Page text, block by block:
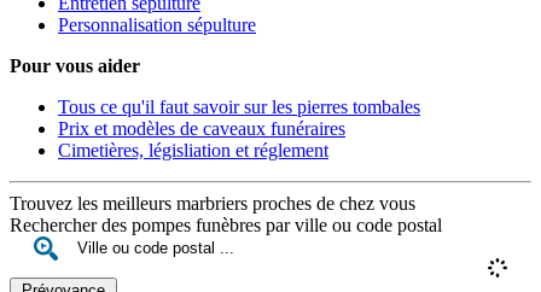
Personnalisation sépulture
Pour vous aider
Tous ce qu'il faut savoir sur les pierres tombales
Prix et modèles de caveaux funéraires
Cimetières, législiation et réglement
Trouvez les meilleurs marbriers proches de chez vous
Rechercher des pompes funèbres par ville ou code postal